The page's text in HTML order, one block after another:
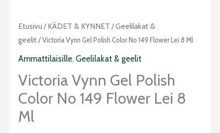
Etusivu / KÄDET & KYNNET /Geelilakat &
geelit/ Victoria Vynn Gel Polish Color No 149 Flower Lei 8 Ml
Ammattilaisille, Geelilakat & geelit
Victoria Vynn Gel Polish
Color No 149 Flower Lei 8
Ml